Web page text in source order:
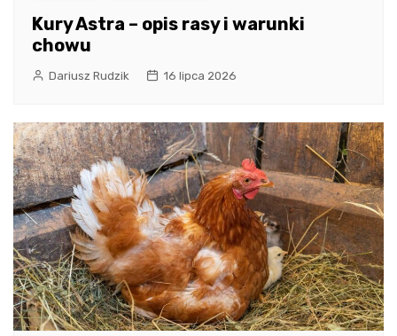
Kury Astra – opis rasy i warunki
chowu
Dariusz Rudzik 16 lipca 2026